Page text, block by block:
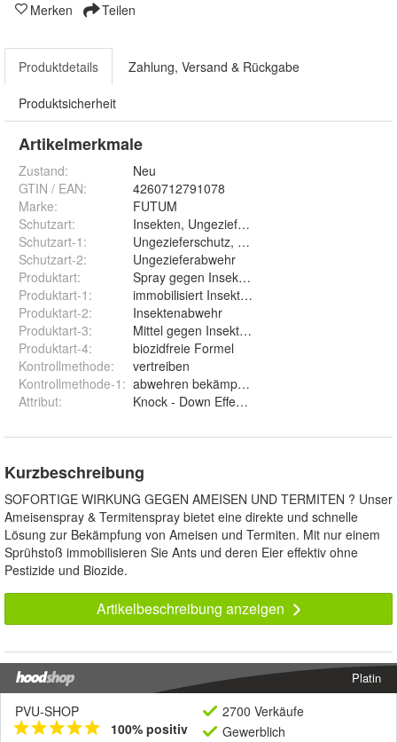
Merken Teilen
Produktdetails Zahlung, Versand & Rückgabe
Produktsicherheit
Artikelmerkmale
Zustand:
Neu
GTIN / EAN:
4260712791078
Marke:
FUTUM
Schutzart:
Insekten, Ungeziefer, Schadinsekten
Schutzart-1 :
Ungezieferschutz, Insekten Abwehr Spray
Schutzart-2:
Ungezieferabwehr
Produktart:
Spray gegen Insekten , Larven, Eier
Produktart-1 :
immobilisiert Insekten
Produktart-2:
Insektenabwehr
Produktart-3:
Mittel gegen Insekten
Produktart-4:
biozidfreie Formel
Kontrollmethode:
vertreiben
Kontrollmethode-1 : abwehren bekämpfen fernhalten
Attribut: Knock - Down Effekt , Direktwirkung
Kurzbeschreibung
SOFORTIGE WIRKUNG GEGEN AMEISEN UND TERMITEN ? Unser
Ameisenspray & Termitenspray bietet eine direkte und schnelle
Lösung zur Bekämpfung von Ameisen und Termiten. Mit nur einem
Sprühstoß immobilisieren Sie Ants und deren Eier effektiv ohne
Pestizide und Biozide.
Artikelbeschreibung anzeigen
Platin
PVU-SHOP
100% positiv
2700 Verkäufe
Gewerblich